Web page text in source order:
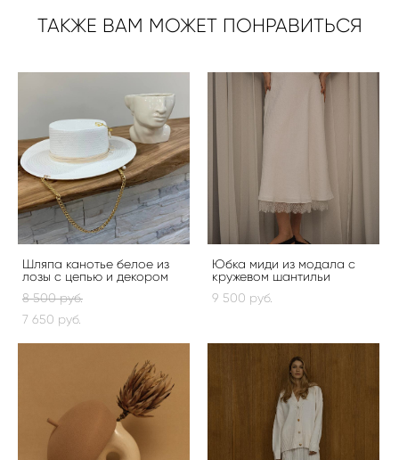
ТАКЖЕ ВАМ МОЖЕТ ПОНРАВИТЬСЯ
Шляпа канотье белое из
лозы с цепью и декором
8 500 pуб.
7 650 pуб.
Юбка миди из модала с
кружевом шантильи
9 500 pуб.